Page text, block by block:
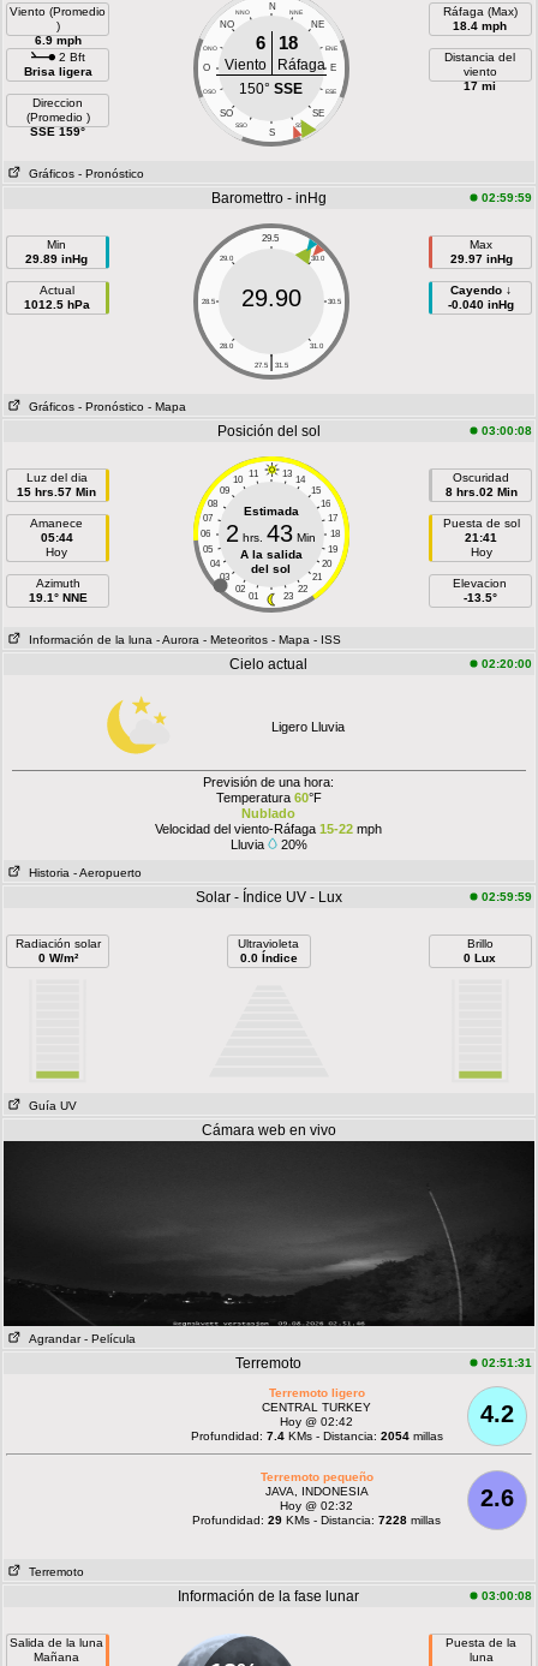
Viento (Promedio
)
6.9 mph
2 Bft
Brisa ligera
Direccion
(Promedio )
SSE 159°
N
NNO NNE
NO NE
ONO ENE
O E
OSO ESE
SO SE
SSO SSE
S
6 18
Viento
Ráfaga
150°SSE
Ráfaga (Max)
18.4 mph
Distancia del
viento
17 mi
Gráficos - Pronóstico
Baromettro - inHg 02:59:59
Min
29.89 inHg
Actual
1012.5 hPa
29.5
29.0 30.0
28.5 30.5
28.0 31.0
|
27.5 31.5
29.90
Max
29.97 inHg
Cayendo ↓
-0.040 inHg
Gráficos - Pronóstico - Mapa
Posición del sol 03:00:08
Luz del dia
15 hrs.57 Min
Amanece
05:44
Hoy
Azimuth
19.1° NNE
11 13
10
14
09
15
08
16
07
17
06
18
05
19
04
20
03
21
02
22
01 23
Estimada
2 hrs.43 Min
A la salida
del sol
Oscuridad
8 hrs.02 Min
Puesta de sol
21:41
Hoy
Elevacion
-13.5°
Información de la luna - Aurora - Meteoritos - Mapa - ISS
Cielo actual 02:20:00
Ligero Lluvia
Previsión de una hora:
Temperatura 60°F
Nublado
Velocidad del viento-Ráfaga 15-22 mph
Lluvia
20%
Historia - Aeropuerto
Solar - Índice UV - Lux 02:59:59
Radiación solar
0 W/m²
Ultravioleta
0.0 Índice
Brillo
0 Lux
Guía UV
Cámara web en vivo
Agrandar - Película
Terremoto 02:51:31
4.2
Terremoto ligero
CENTRAL TURKEY
Hoy @ 02:42
Profundidad: 7.4KMs - Distancia: 2054millas
2.6
Terremoto pequeño
JAVA, INDONESIA
Hoy @ 02:32
Profundidad:29 KMs - Distancia:7228 millas
Terremoto
Información de la fase lunar 03:00:08
Salida de la luna
Mañana
Puesta de la
luna